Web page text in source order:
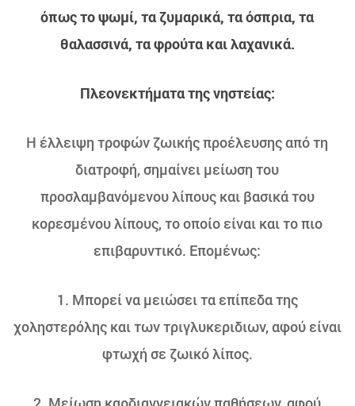
όπως το ψωμί, τα ζυμαρικά, τα όσπρια, τα
θαλασσινά, τα φρούτα και λαχανικά.
Πλεονεκτήματα της νηστείας:
Η έλλειψη τροφών ζωικής προέλευσης από τη
διατροφή, σημαίνει μείωση του
προσλαμβανόμενου λίπους και βασικά του
κορεσμένου λίπους, το οποίο είναι και το πιο
επιβαρυντικό. Επομένως:
1. Μπορεί να μειώσει τα επίπεδα της
χοληστερόλης και των τριγλυκεριδιων, αφού είναι
φτωχή σε ζωικό λίπος.